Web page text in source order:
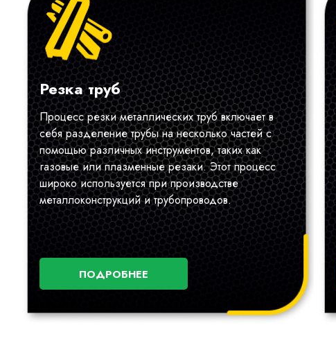
Резка труб
Процесс резки металлических труб включает в
себя разделение трубы на несколько частей с
помощью различных инструментов, таких как
газовые или плазменные резаки. Этот процесс
широко используется при производстве
металлоконструкций и трубопроводов.
ПОДРОБНЕЕ